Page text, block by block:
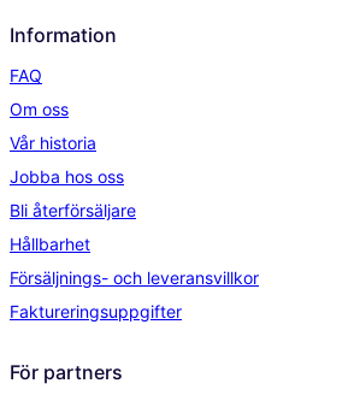
Information
FAQ
Om oss
Vår historia
Jobba hos oss
Bli återförsäljare
Hållbarhet
Försäljnings- och leveransvillkor
Faktureringsuppgifter
För partners